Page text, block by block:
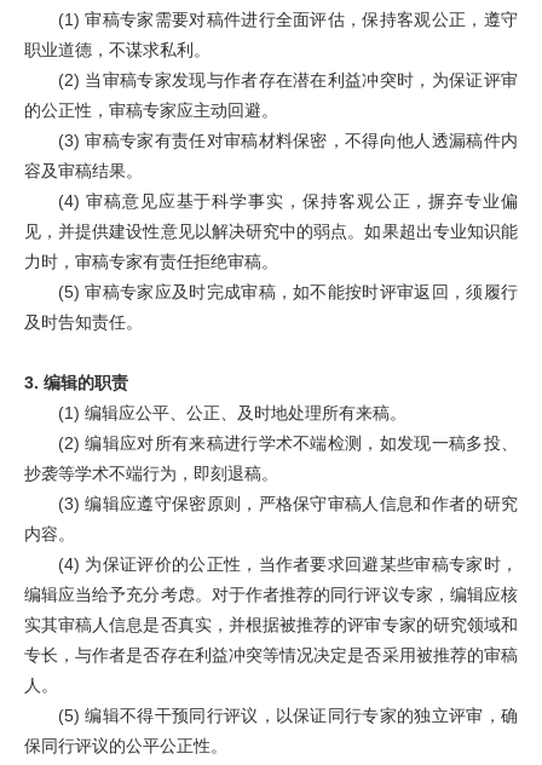
(1)审稿专家需要对稿件进行全面评估，保持客观公正，遵守
职业道德，不谋求私利。
(2) 当审稿专家发现与作者存在潜在利益冲突时，为保证评审
的公正性，审稿专家应主动回避。
(3)审稿专家有责任对审稿材料保密，不得向他人透漏稿件内
容及审稿结果。
(4) 审稿意见应基于科学事实，保持客观公正，摒弃专业偏
见，并提供建设性意见以解决研究中的弱点。如果超出专业知识能
力时，审稿专家有责任拒绝审稿。
(5)审稿专家应及时完成审稿，如不能按时评审返回，须履行
及时告知责任。
3. 编辑的职责
(1) 编辑应公平、公正、及时地处理所有来稿。
(2)编辑应对所有来稿进行学术不端检测，如发现一稿多投、
抄袭等学术不端行为，即刻退稿。
(3)编辑应遵守保密原则，严格保守审稿人信息和作者的研究
内容。
(4) 为保证评价的公正性，当作者要求回避某些审稿专家时，
编辑应当给予充分考虑。对于作者推荐的同行评议专家，编辑应核
实其审稿人信息是否真实，并根据被推荐的评审专家的研究领域和
专长，与作者是否存在利益冲突等情况决定是否采用被推荐的审稿
人。
(5)编辑不得干预同行评议，以保证同行专家的独立评审，确
保同行评议的公平公正性。